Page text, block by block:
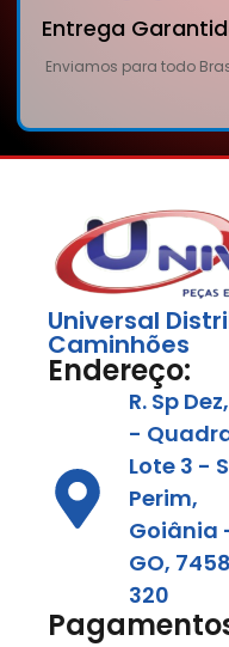
Entrega
Enviamos para todo
Universal
Caminhões
Endereço:
R. Sp
-
Lote 3 -
Perim,
Goiânia
GO,
320